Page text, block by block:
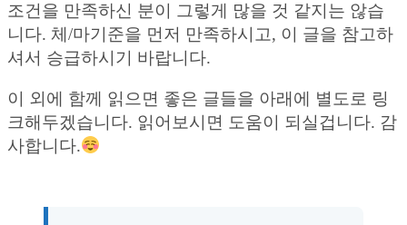
조건을 만족하신 분이 그렇게 많을 것 같지는 않습
니다. 체/마기준을 먼저 만족하시고, 이 글을 참고하
셔서 승급하시기 바랍니다.
이 외에 함께 읽으면 좋은 글들을 아래에 별도로 링
크해두겠습니다. 읽어보시면 도움이 되실겁니다. 감
사합니다.